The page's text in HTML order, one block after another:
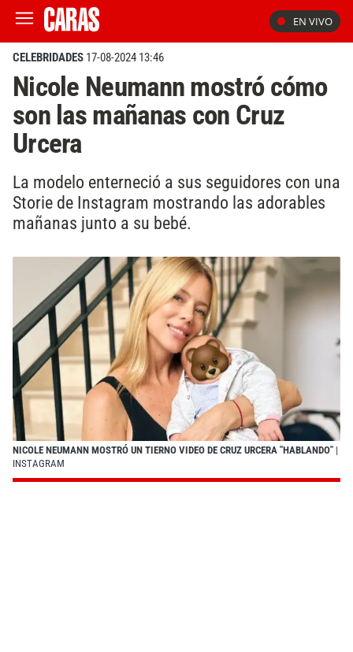
EN VIVO
CELEBRIDADES 17-08-2024 13:46
Nicole Neumann mostró cómo
son las mañanas con Cruz
Urcera
La modelo enterneció a sus seguidores con una
Storie de Instagram mostrando las adorables
mañanas junto a su bebé.
NICOLE NEUMANN MOSTRÓ UN TIERNO VIDEO DE CRUZ URCERA "HABLANDO" |
INSTAGRAM